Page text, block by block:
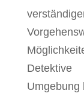
Umgebung